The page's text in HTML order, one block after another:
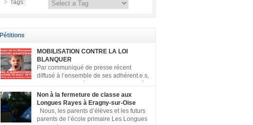
Tags:
Pétitions
MOBILISATION CONTRE LA LOI
BLANQUER
Par communiqué de presse récent
diffusé à l’ensemble de ses adhérent.e.s,
se mobiliser contre la loi Blanquer dite « Ecole de la
confiance ». Pour vous aider à organiser les actions
localement, la FCPE met à votre disposition ce kit de
mobilisation comprenant : 1 affiche appelant […]
Non à la fermeture de classe aux
Longues Rayes à Eragny-sur-Oise
Nous, les parents d’élèves et les futurs
parents de l’école primaire Les Longues